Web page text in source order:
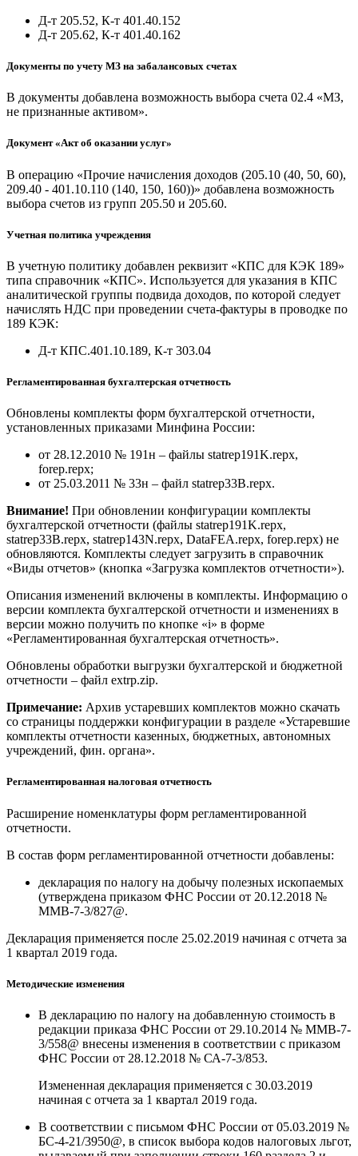
Д-т 205.52, К-т 401.40.152
Д-т 205.62, К-т 401.40.162
Документы по учету МЗ на забалансовых счетах
В документы добавлена возможность выбора счета 02.4 «МЗ,
не признанные активом».
Документ «Акт об оказании услуг»
В операцию «Прочие начисления доходов (205.10 (40, 50, 60),
209.40 - 401.10.110 (140, 150, 160))» добавлена возможность
выбора счетов из групп 205.50 и 205.60.
Учетная политика учреждения
В учетную политику добавлен реквизит «КПС для КЭК 189»
типа справочник «КПС». Используется для указания в КПС
аналитической группы подвида доходов, по которой следует
начислять НДС при проведении счета-фактуры в проводке по
189 КЭК:
Д-т КПС.401.10.189, К-т 303.04
Регламентированная бухгалтерская отчетность
Обновлены комплекты форм бухгалтерской отчетности,
установленных приказами Минфина России:
от 28.12.2010 № 191н – файлы statrep191K.repx,
forep.repx;
от 25.03.2011 № 33н – файл statrep33B.repx.
Внимание! При обновлении конфигурации комплекты
бухгалтерской отчетности (файлы statrep191K.repx,
statrep33B.repx, statrep143N.repx, DataFEA.repx, forep.repx) не
обновляются. Комплекты следует загрузить в справочник
«Виды отчетов» (кнопка «Загрузка комплектов отчетности»).
Описания изменений включены в комплекты. Информацию о
версии комплекта бухгалтерской отчетности и изменениях в
версии можно получить по кнопке «i» в форме
«Регламентированная бухгалтерская отчетность».
Обновлены обработки выгрузки бухгалтерской и бюджетной
отчетности – файл extrp.zip.
Примечание: Архив устаревших комплектов можно скачать
со страницы поддержки конфигурации в разделе «Устаревшие
комплекты отчетности казенных, бюджетных, автономных
учреждений, фин. органа».
Регламентированная налоговая отчетность
Расширение номенклатуры форм регламентированной
отчетности.
В состав форм регламентированной отчетности добавлены:
декларация по налогу на добычу полезных ископаемых
(утверждена приказом ФНС России от 20.12.2018 №
ММВ-7-3/827@.
Декларация применяется после 25.02.2019 начиная с отчета за
1 квартал 2019 года.
Методические изменения
В декларацию по налогу на добавленную стоимость в
редакции приказа ФНС России от 29.10.2014 № ММВ-7-
3/558@ внесены изменения в соответствии с приказом
ФНС России от 28.12.2018 № СА-7-3/853.
Измененная декларация применяется с 30.03.2019
начиная с отчета за 1 квартал 2019 года.
В соответствии с письмом ФНС России от 05.03.2019 №
БС-4-21/3950@, в список выбора кодов налоговых льгот,